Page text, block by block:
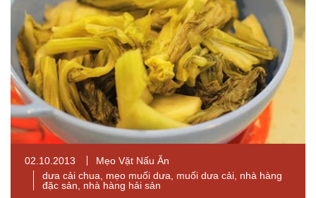
02.10.2013
Mẹo Vặt Nấu Ăn
dưa cải chua
mẹo muối dưa muối dưa cải nhà hàng
đặc sản
nhà hàng hải sản